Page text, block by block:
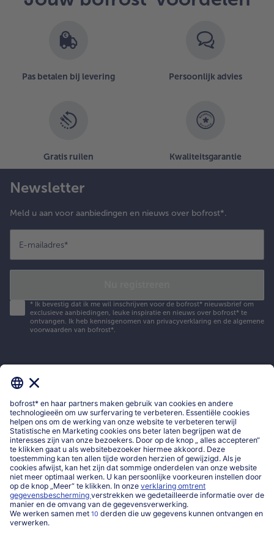
artikelen
Pas betalen bij levering Persoonlijk advies
Gratis ruilen Kwaliteitsgarantie
Newsletter
Meld u aan voor aanbiedingen en nieuws over bofrost*.
E-mailadres*
* Ik bevestig dat ik me wil inschrijven voor de bofrost* nieuwsbrief om
exclusieve aanbiedingen, leuke inspiratie en nieuws over bofrost* te
ontvangen. Ik heb kennisgenomen van privacyverklaring en de algemene
voorwaarden van bofrost*.
Mijn bofrost*
www.bofrost.be
service@bofrost.be
016 98 1919
Ma-Vrij: 9u - 19u en Za.: 9u - 13u
Service
Over ons